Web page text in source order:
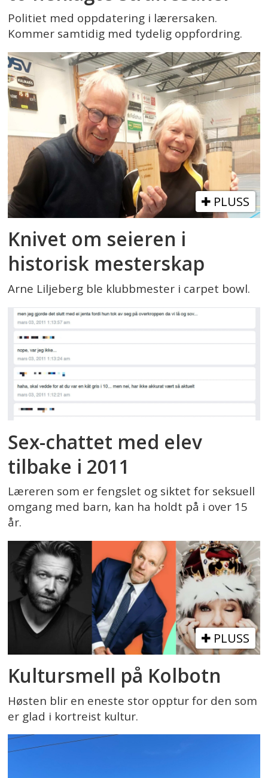
Politiet med oppdatering i lærersaken.
Kommer samtidig med tydelig oppfordring.
PLUSS
Knivet om seieren i
historisk mesterskap
Arne Liljeberg ble klubbmester i carpet bowl.
Sex-chattet med elev
tilbake i 2011
Læreren som er fengslet og siktet for seksuell
omgang med barn, kan ha holdt på i over 15
år.
PLUSS
Kultursmell på Kolbotn
Høsten blir en eneste stor opptur for den som
er glad i kortreist kultur.